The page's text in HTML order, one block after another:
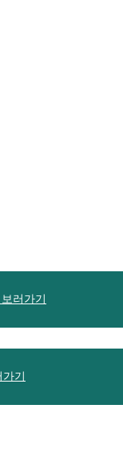
러가기
기